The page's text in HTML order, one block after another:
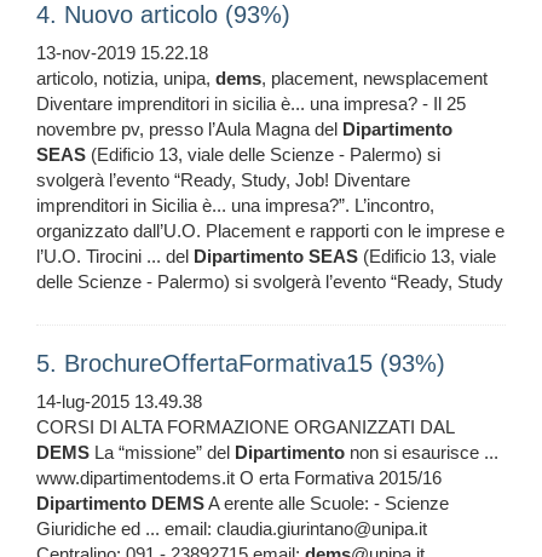
4. Nuovo articolo (93%)
13-nov-2019 15.22.18
articolo, notizia, unipa, dems, placement, newsplacement
Diventare imprenditori in sicilia è... una impresa? - Il 25
novembre pv, presso l’Aula Magna del Dipartimento
SEAS (Edificio 13, viale delle Scienze - Palermo) si
svolgerà l’evento “Ready, Study, Job! Diventare
imprenditori in Sicilia è... una impresa?”. L’incontro,
organizzato dall’U.O. Placement e rapporti con le imprese e
l’U.O. Tirocini ... del Dipartimento SEAS (Edificio 13, viale
delle Scienze - Palermo) si svolgerà l’evento “Ready, Study
5. BrochureOffertaFormativa15 (93%)
14-lug-2015 13.49.38
CORSI DI ALTA FORMAZIONE ORGANIZZATI DAL
DEMS La “missione” del Dipartimento non si esaurisce ...
www.dipartimentodems.it O erta Formativa 2015/16
Dipartimento DEMSA erente alle Scuole: - Scienze
Giuridiche ed ... email: claudia.giurintano@unipa.it